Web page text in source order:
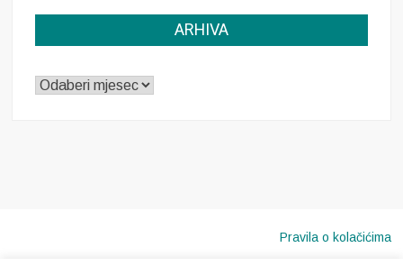
ARHIVA
ARHIVA
Pravila o kolačićima